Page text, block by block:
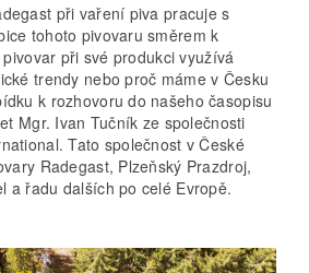
při vaření piva pracuje s
tohoto pivovaru směrem k
při své produkci využívá
trendy nebo proč máme v Česku
k rozhovoru do našeho časopisu
Mgr. Ivan Tučník ze společnosti
Tato společnost v České
Radegast, Plzeňský Prazdroj,
a řadu dalších po celé Evropě.